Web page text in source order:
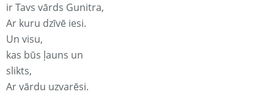
ir Tavs vārds Gunitra,
Ar kuru dzīvē iesi.
Un visu,
kas būs ļauns un
slikts,
Ar vārdu uzvarēsi.